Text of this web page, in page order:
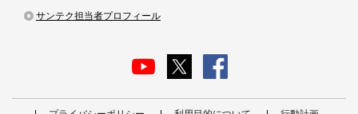
サンテク担当者プロフィール